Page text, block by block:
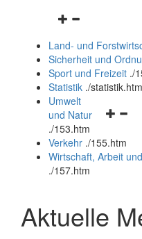
Navigationsmenü
und
schließen
Land- und
Sicherheit und
Sport und Freizeit ./
Statistik ./statistik.htm
und
Umwelt
und Natur
./153.htm
Verkehr ./155.htm
Wirtschaft, Arbeit
./157.htm
Aktuelle